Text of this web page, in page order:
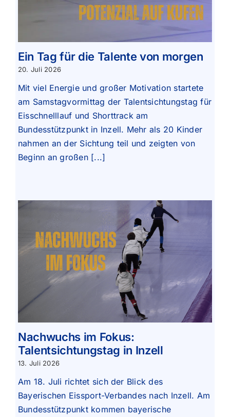
Ein Tag für die Talente von morgen
20. Juli 2026
Mit viel Energie und großer Motivation startete
am Samstagvormittag der Talentsichtungstag für
Eisschnelllauf und Shorttrack am
Bundesstützpunkt in Inzell. Mehr als 20 Kinder
nahmen an der Sichtung teil und zeigten von
Beginn an großen [...]
Nachwuchs im Fokus:
Talentsichtungstag in Inzell
13. Juli 2026
Am 18. Juli richtet sich der Blick des
Bayerischen Eissport-Verbandes nach Inzell. Am
Bundesstützpunkt kommen bayerische